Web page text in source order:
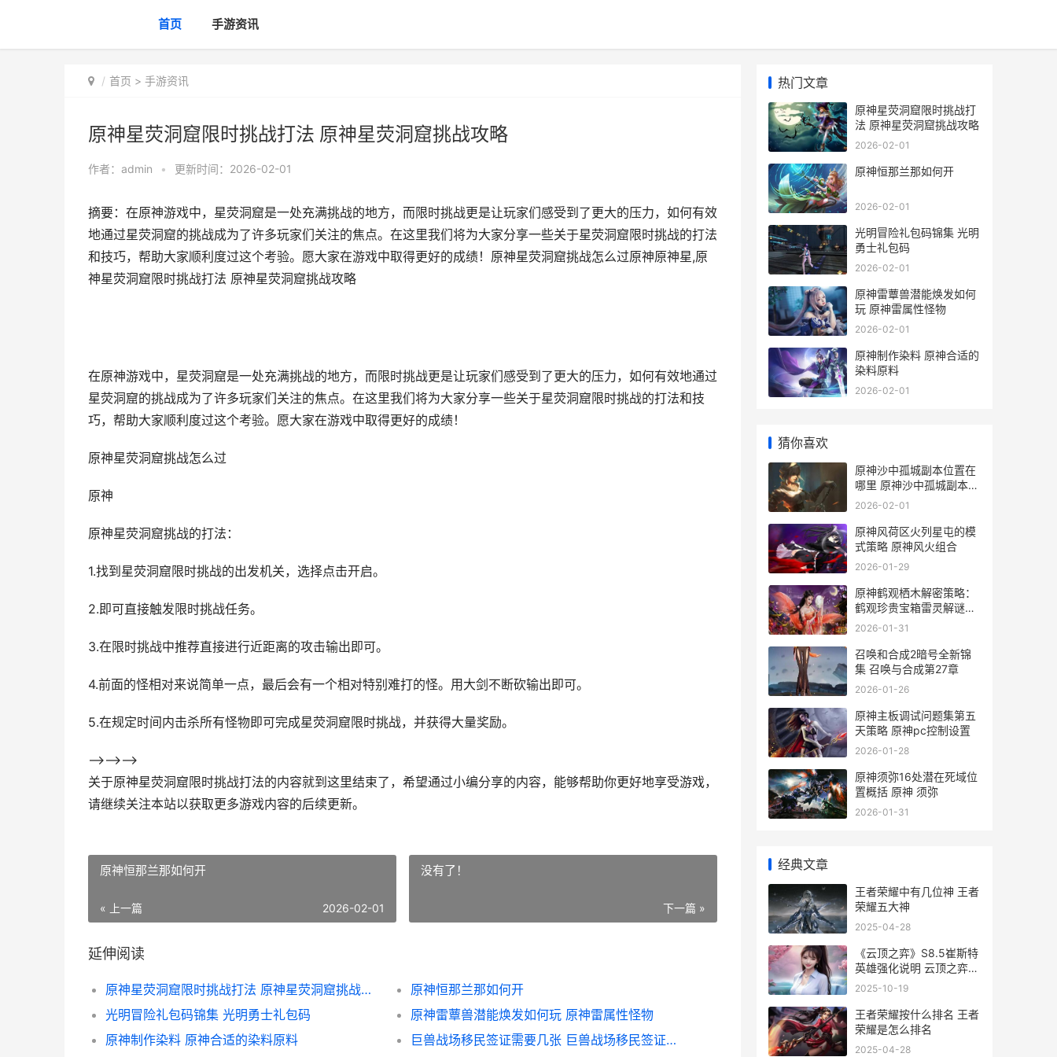
首页 手游资讯
首页 > 手游资讯
原神星荧洞窟限时挑战打法 原神星荧洞窟挑战攻略
作者： admin • 更新时间：2026-02-01
摘要：在原神游戏中，星荧洞窟是一处充满挑战的地方，而限时挑战更是让玩家们感受到了更大的压力，如何有效
地通过星荧洞窟的挑战成为了许多玩家们关注的焦点。在这里我们将为大家分享一些关于星荧洞窟限时挑战的打法
和技巧，帮助大家顺利度过这个考验。愿大家在游戏中取得更好的成绩！原神星荧洞窟挑战怎么过原神原神星,原
神星荧洞窟限时挑战打法 原神星荧洞窟挑战攻略
在原神游戏中，星荧洞窟是一处充满挑战的地方，而限时挑战更是让玩家们感受到了更大的压力，如何有效地通过
星荧洞窟的挑战成为了许多玩家们关注的焦点。在这里我们将为大家分享一些关于星荧洞窟限时挑战的打法和技
巧，帮助大家顺利度过这个考验。愿大家在游戏中取得更好的成绩！
原神星荧洞窟挑战怎么过
原神
原神星荧洞窟挑战的打法：
1.找到星荧洞窟限时挑战的出发机关，选择点击开启。
2.即可直接触发限时挑战任务。
3.在限时挑战中推荐直接进行近距离的攻击输出即可。
4.前面的怪相对来说简单一点，最后会有一个相对特别难打的怪。用大剑不断砍输出即可。
5.在规定时间内击杀所有怪物即可完成星荧洞窟限时挑战，并获得大量奖励。
-->-->-->
关于原神星荧洞窟限时挑战打法的内容就到这里结束了，希望通过小编分享的内容，能够帮助你更好地享受游戏，
请继续关注本站以获取更多游戏内容的后续更新。
原神恒那兰那如何开
« 上一篇 2026-02-01
没有了！
下一篇 »
延伸阅读
原神星荧洞窟限时挑战打法 原神星荧洞窟挑战攻略
原神恒那兰那如何开
光明冒险礼包码锦集 光明勇士礼包码
原神雷蕈兽潜能焕发如何玩 原神雷属性怪物
原神制作染料 原神合适的染料原料
巨兽战场移民签证需要几张 巨兽战场移民签证快速获得
热门文章
原神星荧洞窟限时挑战打
法 原神星荧洞窟挑战攻略
2026-02-01
原神恒那兰那如何开
2026-02-01
光明冒险礼包码锦集 光明
勇士礼包码
2026-02-01
原神雷蕈兽潜能焕发如何
玩 原神雷属性怪物
2026-02-01
原神制作染料 原神合适的
染料原料
2026-02-01
猜你喜欢
原神沙中孤城副本位置在
哪里 原神沙中孤城副本怎
么打
2026-02-01
原神风荷区火列星屯的模
式策略 原神风火组合
2026-01-29
原神鹤观栖木解密策略：
鹤观珍贵宝箱雷灵解谜步
骤及水位下降方式[多图]
2026-01-31
召唤和合成2暗号全新锦
集 召唤与合成第27章
2026-01-26
原神主板调试问题集第五
天策略 原神pc控制设置
2026-01-28
原神须弥16处潜在死域位
置概括 原神 须弥
2026-01-31
经典文章
王者荣耀中有几位神 王者
荣耀五大神
2025-04-28
《云顶之弈》S8.5崔斯特
英雄强化说明 云顶之弈
s8.5
2025-10-19
王者荣耀按什么排名 王者
荣耀是怎么排名
2025-04-28